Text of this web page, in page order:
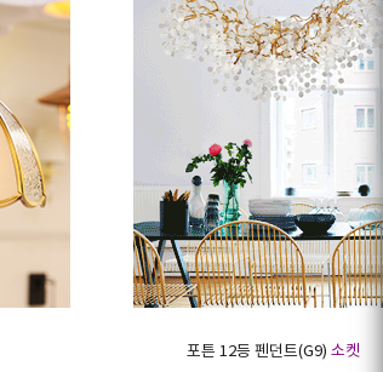
포튼 12등 펜던트(G9) 소켓